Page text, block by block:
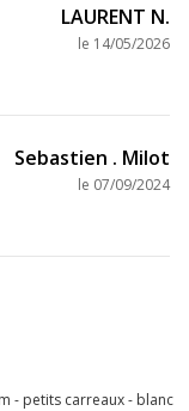
LAURENT N.
le 14/05/2026
Sebastien . Milot
le 07/09/2024
- petits carreaux - blanc